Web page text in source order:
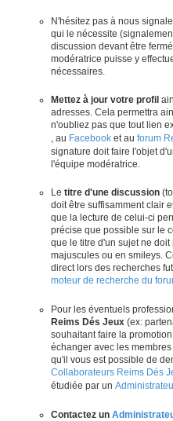
N'hésitez pas à nous
qui le nécessite
discussion devant être
modératrice puisse y
nécessaires.
Mettez à jour votre profil
adresses. Cela permettra
n'oubliez pas que tout lien
, au Facebook et au forum
signature doit faire l'objet
l'équipe modératrice.
Le titre d'une discussion
doit être suffisamment clair
que la lecture de celui-ci
précise que possible sur le
que le titre d'un sujet ne
majuscules ou en smileys.
direct lors des recherches
moteur de recherche du
Pour les éventuels
Reims Dés Jeux (ex:
souhaitant faire la
échanger avec les
qu'il vous est possible de
Collaborateurs Reims Dés
étudiée par un
Contactez un